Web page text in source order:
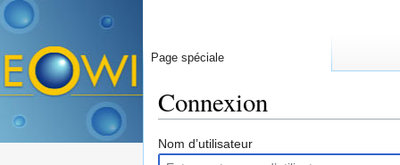
Connexion
Nom d’utilisateur
Page spéciale